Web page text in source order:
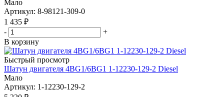
Мало
Артикул: 8-98121-309-0
1 435 ₽
-
+
В корзину
Быстрый просмотр
Шатун двигателя 4BG1/6BG1 1-12230-129-2 Diesel
Мало
Артикул: 1-12230-129-2